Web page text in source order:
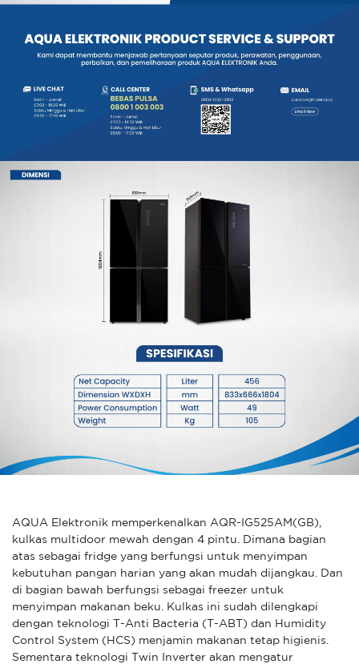
AQUA Elektronik memperkenalkan AQR-IG525AM(GB),
kulkas multidoor mewah dengan 4 pintu. Dimana bagian
atas sebagai fridge yang berfungsi untuk menyimpan
kebutuhan pangan harian yang akan mudah dijangkau. Dan
di bagian bawah berfungsi sebagai freezer untuk
menyimpan makanan beku. Kulkas ini sudah dilengkapi
dengan teknologi T-Anti Bacteria (T-ABT) dan Humidity
Control System (HCS) menjamin makanan tetap higienis.
Sementara teknologi Twin Inverter akan mengatur